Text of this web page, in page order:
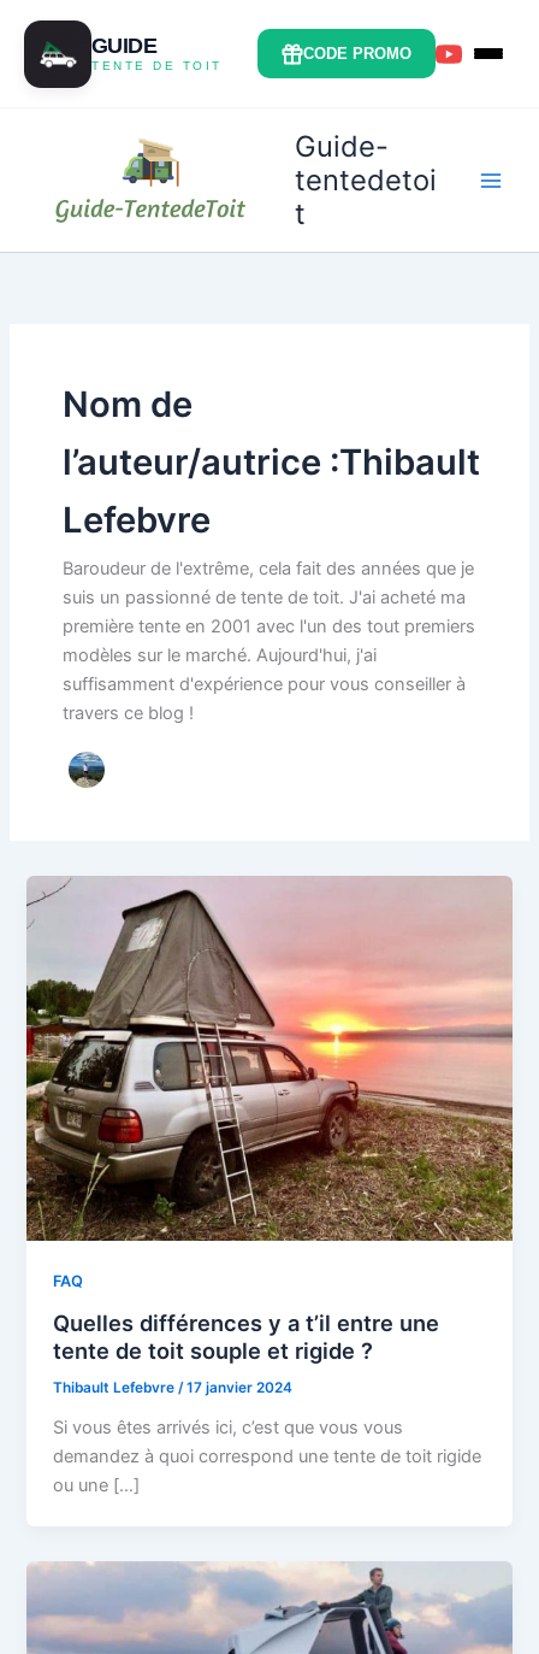
contenu
GUIDE
TENTE DE TOIT
CODE PROMO
Guide-
tentedetoi
t
Nom de
l’auteur/autrice :Thibault
Lefebvre
Baroudeur de l'extrême, cela fait des années que je
suis un passionné de tente de toit. J'ai acheté ma
première tente en 2001 avec l'un des tout premiers
modèles sur le marché. Aujourd'hui, j'ai
suffisamment d'expérience pour vous conseiller à
travers ce blog !
FAQ
Quelles différences y a t’il entre une
tente de toit souple et rigide ?
Thibault Lefebvre/17 janvier 2024
Si vous êtes arrivés ici, c’est que vous vous
demandez à quoi correspond une tente de toit rigide
ou une […]